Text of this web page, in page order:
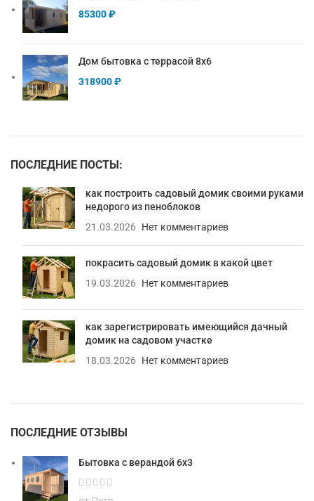
85300₽
Дом бытовка с террасой 8х6
318900₽
ПОСЛЕДНИЕ ПОСТЫ:
как построить садовый домик своими руками
недорого из пеноблоков
21.03.2026
Нет комментариев
покрасить садовый домик в какой цвет
19.03.2026
Нет комментариев
как зарегистрировать имеющийся дачный
домик на садовом участке
18.03.2026
Нет комментариев
ПОСЛЕДНИЕ ОТЗЫВЫ
Бытовка с верандой 6х3